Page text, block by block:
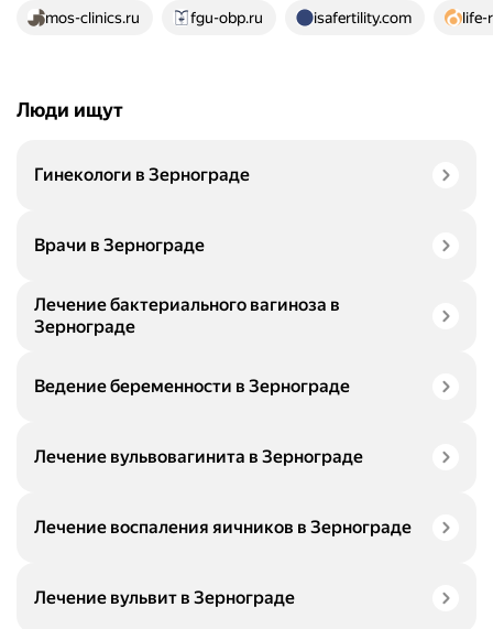
19 источников
mos-clinics.ru fgu-obp.ru isafertility.com life-
Люди ищут
Гинекологи в Зернограде
Врачи в Зернограде
Лечение бактериального вагиноза в
Зернограде
Ведение беременности в Зернограде
Лечение вульвовагинита в Зернограде
Лечение воспаления яичников в Зернограде
Лечение вульвит в Зернограде